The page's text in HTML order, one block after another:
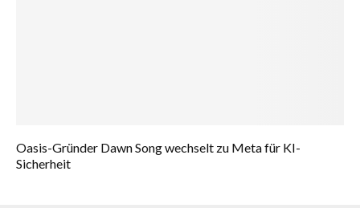
Oasis-Gründer Dawn Song wechselt zu Meta für KI-
Sicherheit